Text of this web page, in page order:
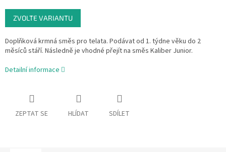
Měrná
cena:
ZVOLTE VARIANTU
Doplňková krmná směs pro telata. Podávat od 1. týdne věku do 2
měsíců stáří. Následně je vhodné přejít na směs Kaliber Junior.
Detailní informace
ZEPTAT SE HLÍDAT SDÍLET